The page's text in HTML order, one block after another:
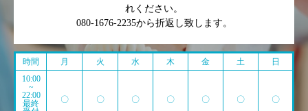
れください。
080-1676-2235から折返し致します。
時間 月 火 水 木 金 土
日
10:00
~
22:00
最終
〇 〇 〇 〇 〇 〇 〇